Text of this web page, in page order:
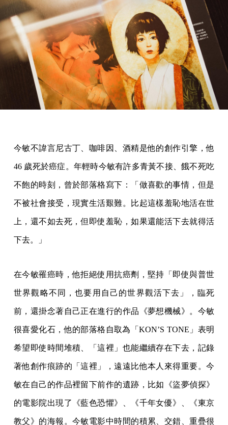
今敏不諱言尼古丁、咖啡因、酒精是他的創作引擎，他
46 歲死於癌症。年輕時今敏有許多青黃不接、餓不死吃
不飽的時刻，曾於部落格寫下：「做喜歡的事情，但是
不被社會接受，現實生活艱難。比起這樣羞恥地活在世
上，還不如去死，但即使羞恥，如果還能活下去就得活
下去。」
在今敏罹癌時，他拒絕使用抗癌劑，堅持「即使與普世
世界觀略不同，也要用自己的世界觀活下去」，臨死
前，還掛念著自己正在進行的作品《夢想機械》。今敏
很喜愛化石，他的部落格自取為「KON’S TONE」表明
希望即使時間堆積、「這裡」也能繼續存在下去，記錄
著他創作痕跡的「這裡」，遠遠比他本人來得重要。今
敏在自己的作品裡留下前作的遺跡，比如《盜夢偵探》
的電影院出現了《藍色恐懼》、《千年女優》、《東京
教父》的海報。今敏電影中時間的積累、交錯、重疊很